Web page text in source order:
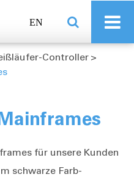
EN
Controller
für unsere Kunden
schwarze Farb-